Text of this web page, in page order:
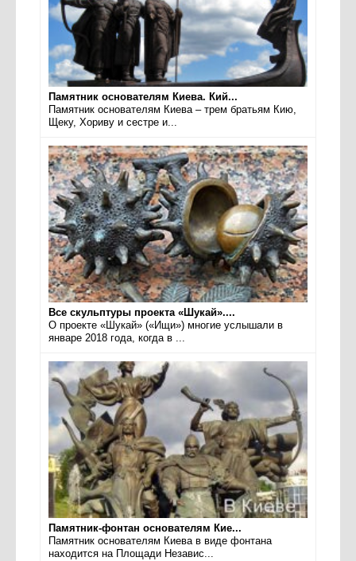
Памятник основателям Киева. Кий...
Памятник основателям Киева – трем братьям Кию,
Щеку, Хориву и сестре и...
Все скульптуры проекта «Шукай»....
О проекте «Шукай» («Ищи») многие услышали в
январе 2018 года, когда в ...
Памятник-фонтан основателям Кие...
Памятник основателям Киева в виде фонтана
находится на Площади Независ...